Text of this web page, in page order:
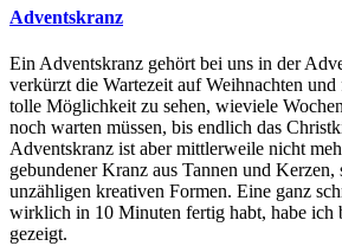
Adventskranz
Ein Adventskranz gehört bei uns in der
verkürzt die Wartezeit auf Weihnachten
tolle Möglichkeit zu sehen, wieviele
noch warten müssen, bis endlich das
Adventskranz ist aber mittlerweile nicht
gebundener Kranz aus Tannen und Kerzen,
unzähligen kreativen Formen. Eine ganz
wirklich in 10 Minuten fertig habt, habe
gezeigt.